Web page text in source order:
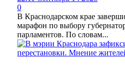
0
В Краснодарском крае
марафон по выбору
парламентов. По словам...